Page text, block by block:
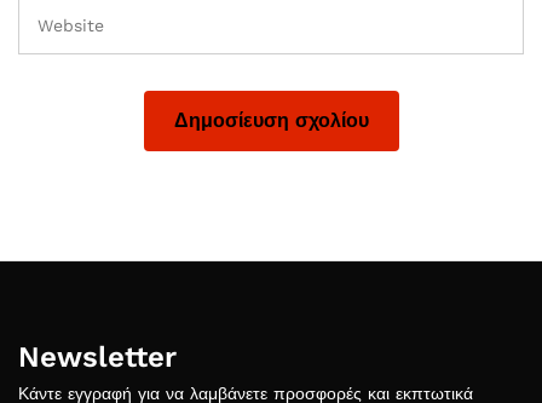
Newsletter
Κάντε εγγραφή για να λαμβάνετε προσφορές και εκπτωτικά